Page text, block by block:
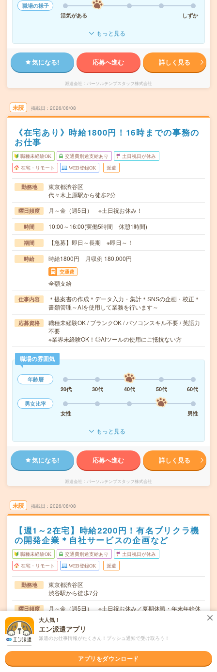
職場の様子
活気がある
しずか
もっと見る
気になる! 応募へ進む 詳しく見る
派遣会社 パーソルテンプスタッフ株式会社
未読 掲載日 2026/08/08
《在宅あり》時給1800円！16時までの事務の
お仕事
職種未経験OK 交通費別途支給あり 土日祝日が休み
在宅・リモート WEB登録OK 派遣
勤務地
東京都渋谷区
代々木上原駅から徒歩2分
曜日頻度 月～金（週5日） ※土日祝お休み！
時間 10:00～16:00(実働5時間 休憩1時間)
期間 【急募】即日～長期 ※即日～！
時給 時給1800円 月収例 180,000円
交通費
全額支給
仕事内容
＊提案書の作成＊データ入力・集計＊SNSの企画・校正＊
書類管理～AIを使用して業務を行います～
応募資格
職種未経験OK / ブランクOK / パソコンスキル不要 / 英語力
不要
※業界未経験OK！◎AIツールの使用にご抵抗ない方
職場の雰囲気
年齢層
20代
30代 40代 50代
60代
男女比率
女性
男性
もっと見る
気になる! 応募へ進む 詳しく見る
派遣会社 パーソルテンプスタッフ株式会社
未読 掲載日 2026/08/08
【週1～2在宅】時給2200円！有名プリクラ機
の開発企業＊自社サービスの企画など
職種未経験OK 交通費別途支給あり 土日祝日が休み
在宅・リモート WEB登録OK 派遣
勤務地
東京都渋谷区
渋谷駅から徒歩7分
曜日頻度
月～金（週5日） ※土日祝お休み／夏期休暇・年末年始休
暇は約1週間連休があります
時間
09:30～18:00(実働7時間45分 休憩45分)※残業が発生する
場合は18:00～18:15に…
2026年09月上旬～長期 ※9月～！
大人気！
エン派遣アプリ
派遣のお仕事情報がたくさん！プッシュ通知で受け取ろう！
アプリをダウンロード